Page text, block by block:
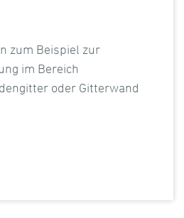
zum Beispiel zur
im Bereich
oder Gitterwand